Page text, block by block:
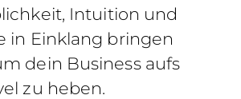
Intuition und
in Einklang bringen
dein Business aufs
zu heben.